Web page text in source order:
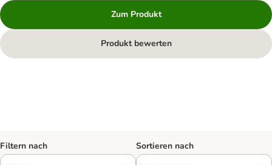
Zum Produkt
Produkt bewerten
Filtern nach Sortieren nach